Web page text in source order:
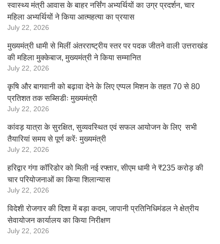
स्वास्थ्य मंत्री आवास के बाहर नर्सिंग अभ्यर्थियों का उग्र प्रदर्शन, चार
महिला अभ्यर्थियों ने किया आत्महत्या का प्रयास
July 22, 2026
मुख्यमंत्री धामी से मिलीं अंतरराष्ट्रीय स्तर पर पदक जीतने वाली उत्तराखंड
की महिला मुक्केबाज, मुख्यमंत्री ने किया सम्मानित
July 22, 2026
कृषि और बागवानी को बढ़ावा देने के लिए एप्पल मिशन के तहत 70 से 80
प्रतिशत तक सब्सिडीः मुख्यमंत्री
July 22, 2026
कांवड़ यात्रा के सुरक्षित, सुव्यवस्थित एवं सफल आयोजन के लिए सभी
तैयारियां समय से पूर्ण करेंः मुख्यमंत्री
July 22, 2026
हरिद्वार गंगा कॉरिडोर को मिली नई रफ्तार, सीएम धामी ने ₹235 करोड़ की
चार परियोजनाओं का किया शिलान्यास
July 22, 2026
विदेशी रोजगार की दिशा में बड़ा कदम, जापानी प्रतिनिधिमंडल ने क्षेत्रीय
सेवायोजन कार्यालय का किया निरीक्षण
July 22, 2026